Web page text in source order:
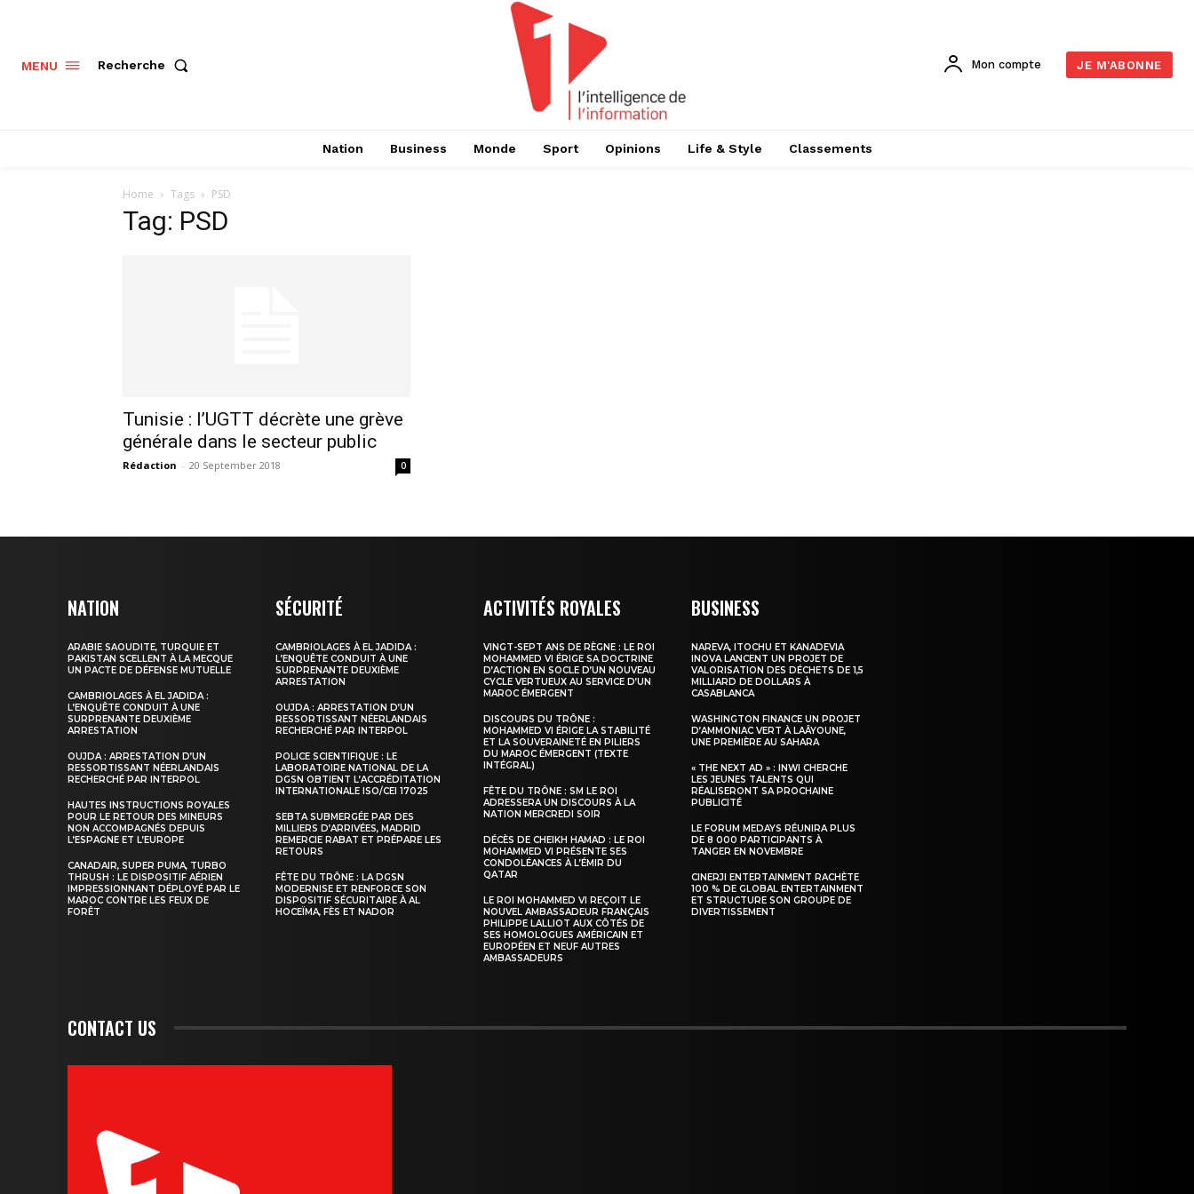
l'intelligence de
l'information
S'ABONNER MAINTENANT
Insight Publications
À propos
Nous contacter
Formules d’abonnement
MENU Recherche Mon compte JE M'ABONNE
Nation Business Monde Sport Opinions Life & Style Classements
Home Tags PSD
Tag: PSD
Tunisie : l’UGTT décrète une grève
générale dans le secteur public
Rédaction - 20 September 2018 0
NATION
ARABIE SAOUDITE, TURQUIE ET
PAKISTAN SCELLENT À LA MECQUE
UN PACTE DE DÉFENSE MUTUELLE
CAMBRIOLAGES À EL JADIDA :
L’ENQUÊTE CONDUIT À UNE
SURPRENANTE DEUXIÈME
ARRESTATION
OUJDA : ARRESTATION D’UN
RESSORTISSANT NÉERLANDAIS
RECHERCHÉ PAR INTERPOL
HAUTES INSTRUCTIONS ROYALES
POUR LE RETOUR DES MINEURS
NON ACCOMPAGNÉS DEPUIS
L’ESPAGNE ET L’EUROPE
CANADAIR, SUPER PUMA, TURBO
THRUSH : LE DISPOSITIF AÉRIEN
IMPRESSIONNANT DÉPLOYÉ PAR LE
MAROC CONTRE LES FEUX DE
FORÊT
SÉCURITÉ
CAMBRIOLAGES À EL JADIDA :
L’ENQUÊTE CONDUIT À UNE
SURPRENANTE DEUXIÈME
ARRESTATION
OUJDA : ARRESTATION D’UN
RESSORTISSANT NÉERLANDAIS
RECHERCHÉ PAR INTERPOL
POLICE SCIENTIFIQUE : LE
LABORATOIRE NATIONAL DE LA
DGSN OBTIENT L’ACCRÉDITATION
INTERNATIONALE ISO/CEI 17025
SEBTA SUBMERGÉE PAR DES
MILLIERS D’ARRIVÉES, MADRID
REMERCIE RABAT ET PRÉPARE LES
RETOURS
FÊTE DU TRÔNE : LA DGSN
MODERNISE ET RENFORCE SON
DISPOSITIF SÉCURITAIRE À AL
HOCEÏMA, FÈS ET NADOR
ACTIVITÉS ROYALES
VINGT-SEPT ANS DE RÈGNE : LE ROI
MOHAMMED VI ÉRIGE SA DOCTRINE
D’ACTION EN SOCLE D’UN NOUVEAU
CYCLE VERTUEUX AU SERVICE D’UN
MAROC ÉMERGENT
DISCOURS DU TRÔNE :
MOHAMMED VI ÉRIGE LA STABILITÉ
ET LA SOUVERAINETÉ EN PILIERS
DU MAROC ÉMERGENT (TEXTE
INTÉGRAL)
FÊTE DU TRÔNE : SM LE ROI
ADRESSERA UN DISCOURS À LA
NATION MERCREDI SOIR
DÉCÈS DE CHEIKH HAMAD : LE ROI
MOHAMMED VI PRÉSENTE SES
CONDOLÉANCES À L’ÉMIR DU
QATAR
LE ROI MOHAMMED VI REÇOIT LE
NOUVEL AMBASSADEUR FRANÇAIS
PHILIPPE LALLIOT AUX CÔTÉS DE
SES HOMOLOGUES AMÉRICAIN ET
EUROPÉEN ET NEUF AUTRES
AMBASSADEURS
BUSINESS
NAREVA, ITOCHU ET KANADEVIA
INOVA LANCENT UN PROJET DE
VALORISATION DES DÉCHETS DE 1,5
MILLIARD DE DOLLARS À
CASABLANCA
WASHINGTON FINANCE UN PROJET
D’AMMONIAC VERT À LAÂYOUNE,
UNE PREMIÈRE AU SAHARA
« THE NEXT AD » : INWI CHERCHE
LES JEUNES TALENTS QUI
RÉALISERONT SA PROCHAINE
PUBLICITÉ
LE FORUM MEDAYS RÉUNIRA PLUS
DE 8 000 PARTICIPANTS À
TANGER EN NOVEMBRE
CINERJI ENTERTAINMENT RACHÈTE
100 % DE GLOBAL ENTERTAINMENT
ET STRUCTURE SON GROUPE DE
DIVERTISSEMENT
CONTACT US